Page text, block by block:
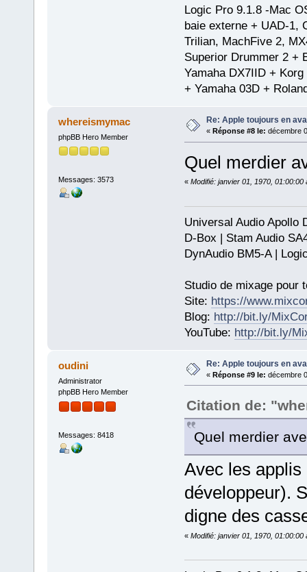
Logic Pro 9.1.8 -Mac
baie externe + UAD-1,
Trilian, MachFive 2,
Superior Drummer 2 +
Yamaha DX7IID +
+ Yamaha 03D +
whereismymac
phpBB Hero Member
Messages: 3573
Re: Apple toujours en
« Réponse #8 le: décembre
Quel merdier
« Modifié: janvier 01, 1970, 01:00:00
Universal Audio Apollo
D-Box | Stam Audio
DynAudio BM5-A |
Studio de mixage pour
Site: https://
Blog: http://bit.ly/
YouTube: http://bit.ly/
oudini
Administrator
phpBB Hero Member
Messages: 8418
Re: Apple toujours en
« Réponse #9 le: décembre
Citation de:
Quel merdier
Avec les
développeur).
digne des
« Modifié: janvier 01, 1970, 01:00:00